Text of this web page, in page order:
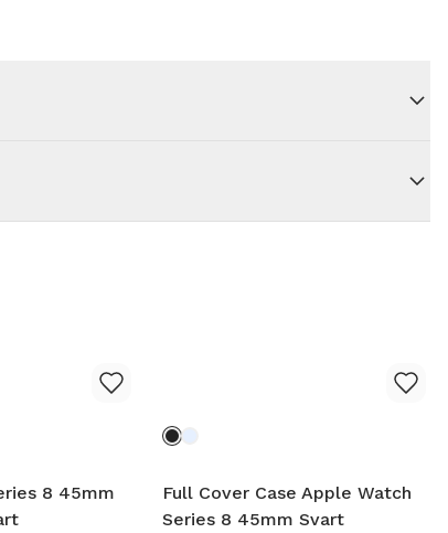
8 45mm
Full Cover Case Apple Watch
Series 8 45mm Svart